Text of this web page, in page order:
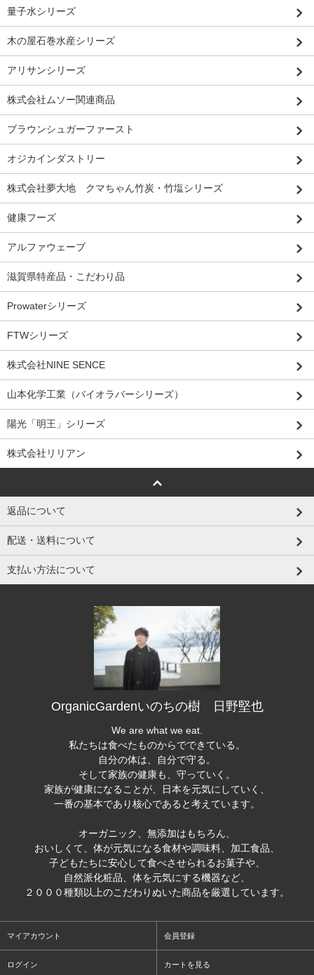
量子水シリーズ
木の屋石巻水産シリーズ
アリサンシリーズ
株式会社ムソー関連商品
ブラウンシュガーファースト
オジカインダストリー
株式会社夢大地 クマちゃん竹炭・竹塩シリーズ
健康フーズ
アルファウェーブ
滋賀県特産品・こだわり品
Prowaterシリーズ
FTWシリーズ
株式会社NINE SENCE
山本化学工業（バイオラバーシリーズ）
陽光「明王」シリーズ
株式会社リリアン
返品について
配送・送料について
支払い方法について
OrganicGardenいのちの樹 日野堅也
We are what we eat.
私たちは食べたものからでできている。
自分の体は、自分で守る。
そして家族の健康も、守っていく。
家族が健康になることが、日本を元気にしていく、
一番の基本であり核心であると考えています。
オーガニック、無添加はもちろん、
おいしくて、体が元気になる食材や調味料、加工食品、
子どもたちに安心して食べさせられるお菓子や、
自然派化粧品、体を元気にする機器など、
２０００種類以上のこだわりぬいた商品を厳選しています。
マイアカウント 会員登録
ログイン カートを見る